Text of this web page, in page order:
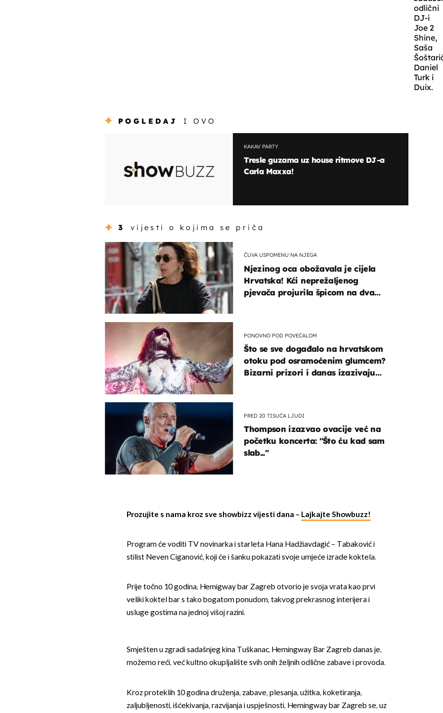
odlični
DJ-i
Joe 2
Shine,
Saša
Daniel
Turk i
Duix.
POGLEDAJ I OVO
KAKAV PARTY
Tresle guzama uz house ritmove DJ-a
Carla Maxxa!
3 vijesti o kojima se priča
ČUVA USPOMENU NA NJEGA
Njezinog oca obožavala je cijela
Hrvatska! Kći neprežaljenog
pjevača projurila špicom na dva
PONOVNO POD POVEĆALOM
Što se sve događalo na hrvatskom
otoku pod osramoćenim glumcem?
Bizarni prizori i danas izazivaju
PRED 20 TISUĆA LJUDI
Thompson izazvao ovacije već na
početku koncerta: "Što ću kad sam
slab..."
Prozujite s nama kroz sve showbizz vijesti dana – Lajkajte Showbuzz!
Program će voditi TV novinarka i starleta Hana Hadžiavdagić – Tabaković i
stilist Neven Ciganović, koji će i šanku pokazati svoje umjeće izrade koktela.
Prije točno 10 godina, Hemigway bar Zagreb otvorio je svoja vrata kao prvi
veliki koktel bar s tako bogatom ponudom, takvog prekrasnog interijera i
usluge gostima na jednoj višoj razini.
Smješten u zgradi sadašnjeg kina Tuškanac, Hemingway Bar Zagreb danas je,
možemo reći, već kultno okupljalište svih onih željnih odlične zabave i provoda.
Kroz proteklih 10 godina druženja, zabave, plesanja, užitka, koketiranja,
zaljubljenosti, išćekivanja, razvijanja i uspješnosti, Hemingway bar Zagreb se, uz